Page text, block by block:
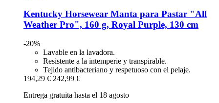
Kentucky Horsewear Manta para Pastar "All
Weather Pro", 160 g, Royal Purple, 130 cm
-20%
Lavable en la lavadora.
Resistente a la intemperie y transpirable.
Tejido antibacteriano y respetuoso con el pelaje.
194,29 € 242,99 €
Entrega gratuita hasta el 18 agosto